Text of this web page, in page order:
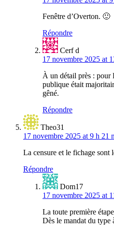
Fenêtre d’Overton. 🙂
Répondre
Cerf d
17 novembre 2025 at
À un détail près : pour
publique était
gêné.
Répondre
Theo31
17 novembre 2025 at 9 h 21
La censure et le fichage sont
Répondre
Dom17
17 novembre 2025 at
La toute première
Dès le mandat du type